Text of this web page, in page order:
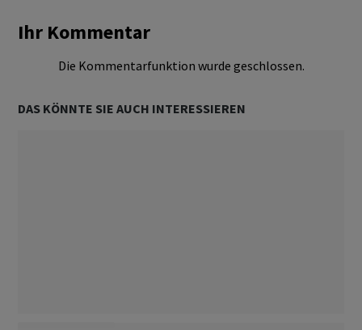
Ihr Kommentar
Die Kommentarfunktion wurde geschlossen.
DAS KÖNNTE SIE AUCH INTERESSIEREN